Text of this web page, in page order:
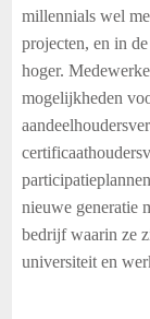
millennials wel
projecten, en in
hoger.
mogelijkheden
nieuwe generatie
bedrijf waarin ze
universiteit en